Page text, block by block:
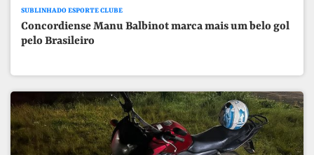
SUBLINHADO ESPORTE CLUBE
Concordiense Manu Balbinot marca mais um belo gol
pelo Brasileiro